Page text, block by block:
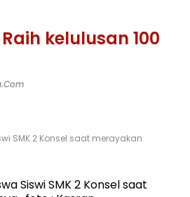
kelulusan 100
SMK 2 Konsel saat merayakan